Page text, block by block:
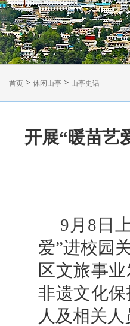
首页 > 休闲山亭 > 山亭史话
开展“暖苗艺
9月8日
爱”进校园
区文旅事
非遗文化
人及相关